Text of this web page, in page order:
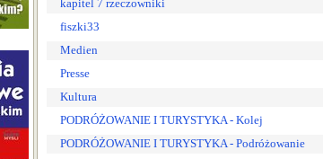
kapitel 7 rzeczowniki
fiszki33
Medien
Presse
Kultura
PODRÓŻOWANIE I TURYSTYKA - Kolej
PODRÓŻOWANIE I TURYSTYKA - Podróżowanie